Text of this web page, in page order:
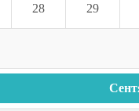
28 29